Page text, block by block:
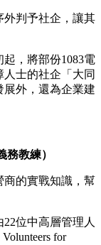
外判予社企，讓其
，將部份1083電
士的社企「大同
外，還為企業建
教練）
商的實戰知識，幫
位中高層管理人
for